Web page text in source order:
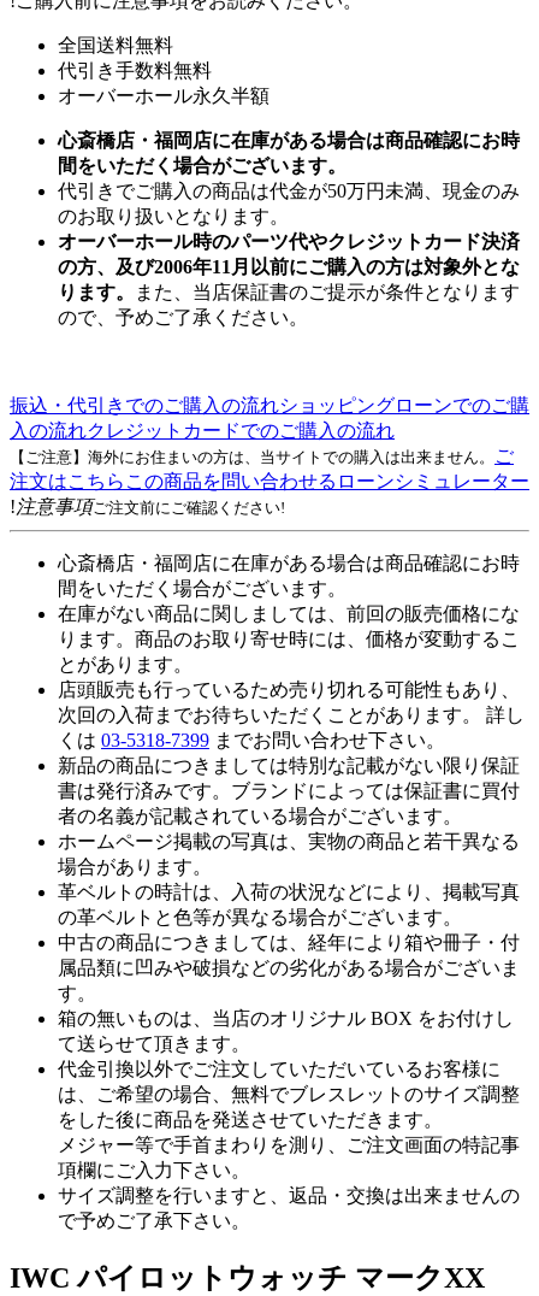
全国送料無料
代引き手数料無料
オーバーホール永久半額
心斎橋店・福岡店に在庫がある場合は商品確認にお時
間をいただく場合がございます。
代引きでご購入の商品は代金が50万円未満、現金のみ
のお取り扱いとなります。
オーバーホール時のパーツ代やクレジットカード決済
の方、及び2006年11月以前にご購入の方は対象外とな
ります。
また、当店保証書のご提示が条件となります
ので、予めご了承ください。
振込・代引きでのご購入の流れショッピングローンでのご購
入の流れクレジットカードでのご購入の流れ
【ご注意】海外にお住まいの方は、当サイトでの購入は出来ません。
ご
注文はこちら この商品を問い合わせる ローンシミュレーター
!注意事項ご注文前にご確認ください!
心斎橋店・福岡店に在庫がある場合は商品確認にお時
間をいただく場合がございます。
在庫がない商品に関しましては、前回の販売価格にな
ります。商品のお取り寄せ時には、価格が変動するこ
とがあります。
店頭販売も行っているため売り切れる可能性もあり、
次回の入荷までお待ちいただくことがあります。 詳し
くは 03-5318-7399 までお問い合わせ下さい。
新品の商品につきましては特別な記載がない限り保証
書は発行済みです。ブランドによっては保証書に買付
者の名義が記載されている場合がございます。
ホームページ掲載の写真は、実物の商品と若干異なる
場合があります。
革ベルトの時計は、入荷の状況などにより、掲載写真
の革ベルトと色等が異なる場合がございます。
中古の商品につきましては、経年により箱や冊子・付
属品類に凹みや破損などの劣化がある場合がございま
す。
箱の無いものは、当店のオリジナル BOX をお付けし
て送らせて頂きます。
代金引換以外でご注文していただいているお客様に
は、ご希望の場合、無料でブレスレットのサイズ調整
をした後に商品を発送させていただきます。
メジャー等で手首まわりを測り、ご注文画面の特記事
項欄にご入力下さい。
サイズ調整を行いますと、返品・交換は出来ませんの
で予めご了承下さい。
IWC パイロットウォッチ マークXX